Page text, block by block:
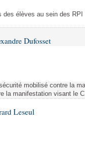
des élèves au sein des
Dufosset
mobilisé contre la
la manifestation visant le
Leseul